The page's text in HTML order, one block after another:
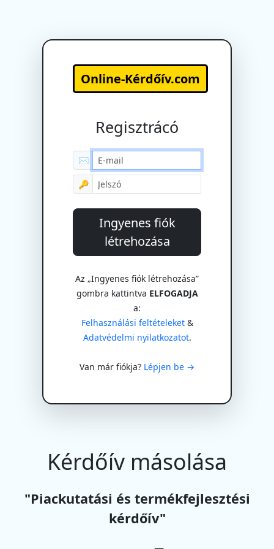
Online-Kérdőív.com
Regisztrácó
✉
🔑
Ingyenes fiók
létrehozása
Az „Ingyenes fiók létrehozása”
gombra kattintva ELFOGADJA
a:
Felhasználási feltételeket&
Adatvédelmi nyilatkozatot.
Van már fiókja? Lépjen be →
Kérdőív másolása
"Piackutatási és termékfejlesztési
kérdőív"